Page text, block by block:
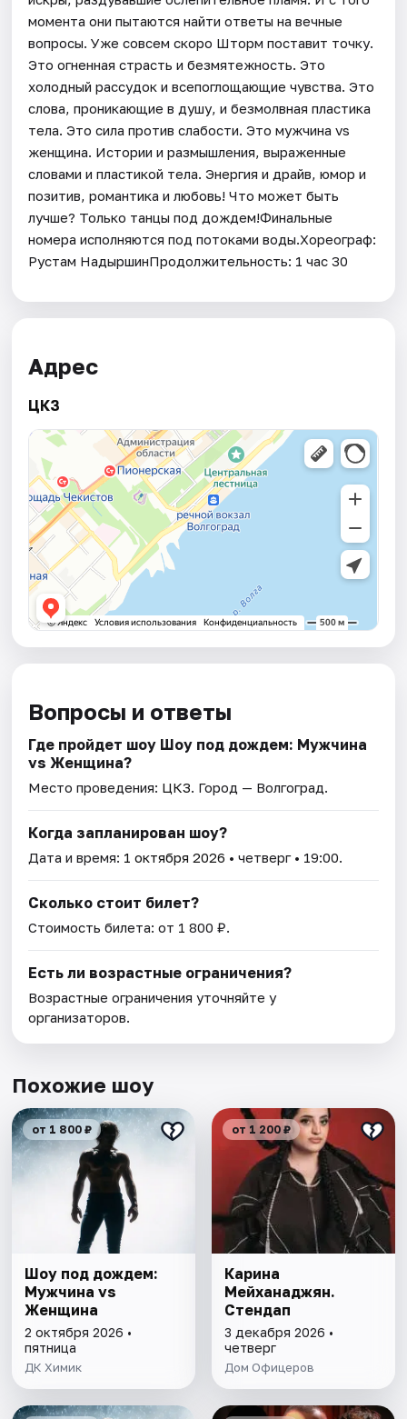
момента они пытаются найти ответы на вечные
вопросы. Уже совсем скоро Шторм поставит точку.
Это огненная страсть и безмятежность. Это
холодный рассудок и всепоглощающие чувства. Это
слова, проникающие в душу, и безмолвная пластика
тела. Это сила против слабости. Это мужчина vs
женщина. Истории и размышления, выраженные
словами и пластикой тела. Энергия и драйв, юмор и
позитив, романтика и любовь! Что может быть
лучше? Только танцы под дождем!Финальные
номера исполняются под потоками воды.Хореограф:
Рустам НадыршинПродолжительность: 1 час 30
Адрес
ЦКЗ
Вопросы и ответы
Где пройдет шоу Шоу под дождем: Мужчина
vs Женщина?
Место проведения: ЦКЗ. Город — Волгоград.
Когда запланирован шоу?
Дата и время: 1 октября 2026 • четверг • 19:00.
Сколько стоит билет?
Стоимость билета: от 1 800 ₽.
Есть ли возрастные ограничения?
Возрастные ограничения уточняйте у
организаторов.
Похожие шоу
от 1 800 ₽
Шоу под дождем:
Мужчина vs
Женщина
2 октября 2026 •
пятница
ДК Химик
от 1 200 ₽
Карина
Мейханаджян.
Стендап
3 декабря 2026 •
четверг
Дом Офицеров